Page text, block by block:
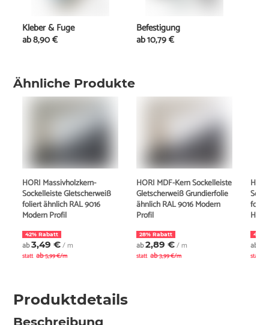
Ähnliche Produkte
HORI Massivholzkern-
Sockelleiste Gletscherweiß
foliert ähnlich RAL 9016
Modern Profil
42% Rabatt
ab3,49 €/ m
statt ab5,99 €/m
HORI MDF-Kern Sockelleiste
Gletscherweiß Grundierfolie
ähnlich RAL 9016 Modern
Profil
28% Rabatt
ab2,89 €/ m
statt ab3,99 €/m
43%
ab
statt
Produktdetails
Beschreibung
Kleber & Fuge
ab8,90 €
Befestigung
ab10,79 €